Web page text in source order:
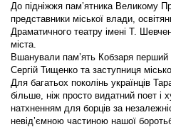
До підніжжя пам’ятника Великому
представники міської влади,
Драматичного театру імені Т.
міста.
Вшанували пам’ять Кобзаря перший
Сергій Тищенко та заступниця
Для багатьох поколінь українців
більше, ніж просто видатний поет і
натхненням для борців за
невід’ємною частиною нашої